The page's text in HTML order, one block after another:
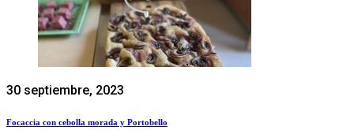
30 septiembre, 2023
Focaccia con cebolla morada y Portobello